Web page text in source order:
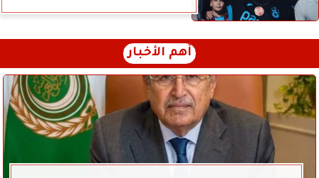
أهم الأخبار